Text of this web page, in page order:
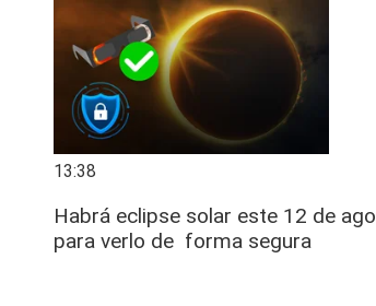
13:38
Habrá eclipse solar este 12 de
para verlo de forma segura